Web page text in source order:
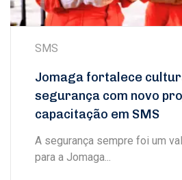
SMS
Jomaga fortalece
segurança com novo
capacitação em SMS
A segurança sempre foi um
para a Jomaga...